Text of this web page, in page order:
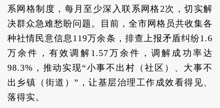
系网格制度，每月至少深入联系网格2次，切实解
决群众急难愁盼问题。目前，全市网格员共收集各
种社情民意信息119万余条，排查上报矛盾纠纷1.6
万余件，有效调解1.57万余件，调解成功率达
98.3%，推动实现“小事不出村（社区）、大事不
出乡镇（街道）”，让基层治理工作成效看得见、
落得实。